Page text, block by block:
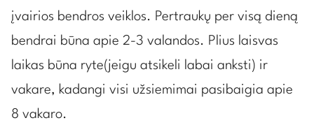
įvairios bendros veiklos. Pertraukų per visą dieną
bendrai būna apie 2-3 valandos. Plius laisvas
laikas būna ryte(jeigu atsikeli labai anksti) ir
vakare, kadangi visi užsiemimai pasibaigia apie
8 vakaro.